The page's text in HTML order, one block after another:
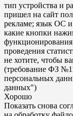
тип устройства и
пришел на сайт
рекламе; язык ОС и
какие кнопки
функционирования
проведения
не хотите, чтобы
(требование ФЗ
персональных
данных")
Хорошо
Показать снова